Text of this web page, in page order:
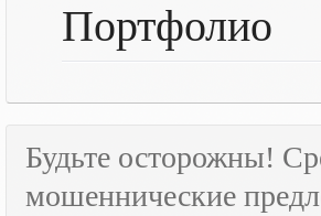
Портфолио
Будьте осторожны!
мошеннические